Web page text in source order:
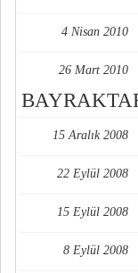
4 Nisan 2010
26 Mart 2010
15 Aralık 2008
22 Eylül 2008
15 Eylül 2008
8 Eylül 2008